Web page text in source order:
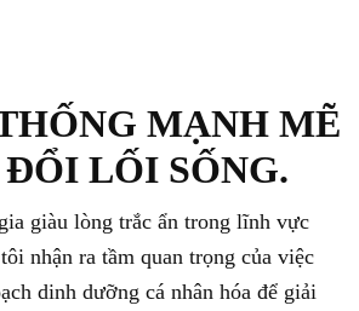
MẠNH MẼ
LỐI SỐNG.
giàu lòng trắc ẩn trong lĩnh vực
nhận ra tầm quan trọng của việc
dinh dưỡng cá nhân hóa để giải